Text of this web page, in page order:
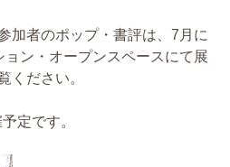
加者のポップ・書評は、 7 月に
ョン・オープンスペースにて展
ください。
定です。